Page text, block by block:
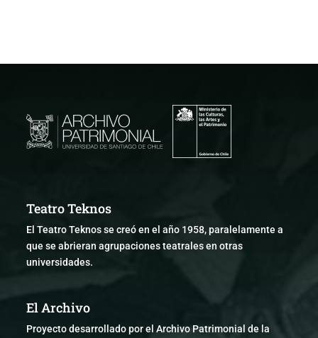
Teatro Teknos
El Teatro Teknos se creó en el año 1958, paralelamente a
que se abrieran agrupaciones teatrales en otras
universidades.
El Archivo
Proyecto desarrollado por el Archivo Patrimonial de la